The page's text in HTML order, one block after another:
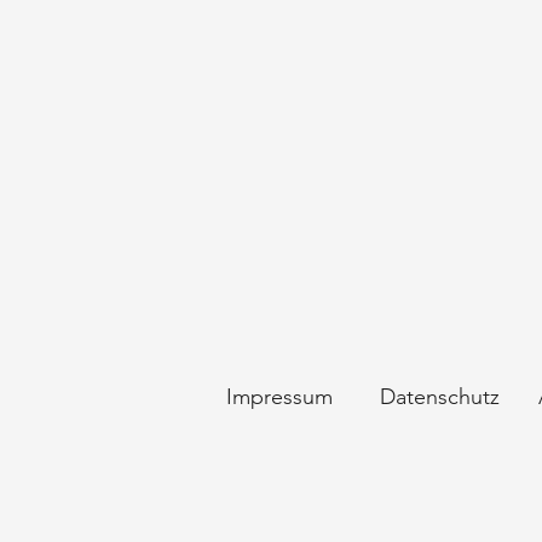
Impressum Datenschutz